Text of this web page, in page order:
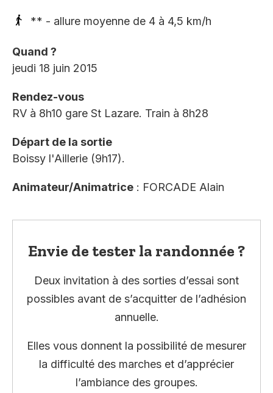
** - allure moyenne de 4 à 4,5 km/h
Quand ?
jeudi 18 juin 2015
Rendez-vous
RV à 8h10 gare St Lazare. Train à 8h28
Départ de la sortie
Boissy l'Aillerie (9h17).
Animateur/Animatrice : FORCADE Alain
Envie de tester la randonnée ?
Deux invitation à des sorties d’essai sont
possibles avant de s’acquitter de l’adhésion
annuelle.
Elles vous donnent la possibilité de mesurer
la difficulté des marches et d’apprécier
l’ambiance des groupes.